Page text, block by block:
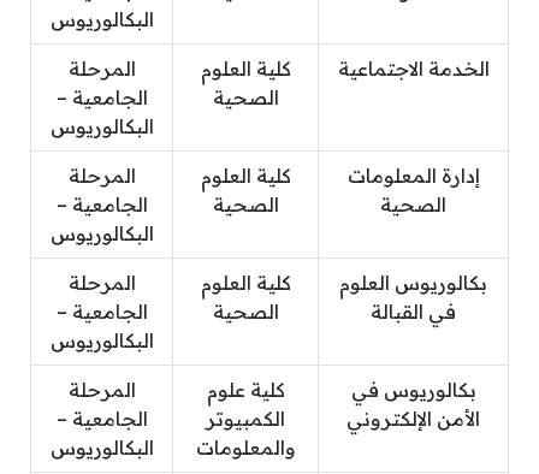
البكالوريوس
الخدمة الاجتماعية
كلية العلوم
الصحية
المرحلة
الجامعية –
البكالوريوس
إدارة المعلومات
الصحية
كلية العلوم
الصحية
المرحلة
الجامعية –
البكالوريوس
بكالوريوس العلوم
في القبالة
كلية العلوم
الصحية
المرحلة
الجامعية –
البكالوريوس
بكالوريوس في
الأمن الإلكتروني
كلية علوم
الكمبيوتر
والمعلومات
المرحلة
الجامعية –
البكالوريوس